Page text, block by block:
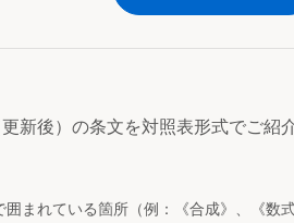
新後）の条文を対照表形式でご紹
まれている箇所（例：《合成》、《数